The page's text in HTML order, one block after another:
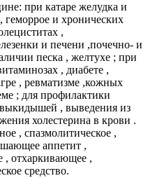
при катаре желудка и
геморрое и хронических
,
и печени ,почечно- и
песка , желтухе ; при
, диабете ,
, ревматизме ,кожных
; для профилактики
выкидышей , выведения из
холестерина в крови .
, спазмолитическое ,
аппетит ,
, отхаркивающее ,
средство.